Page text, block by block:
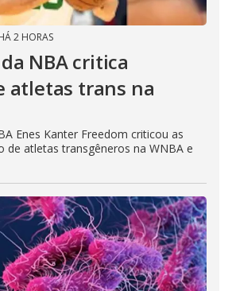
2 HORAS
NBA critica
atletas trans na
Enes Kanter Freedom criticou as
de atletas transgêneros na WNBA e